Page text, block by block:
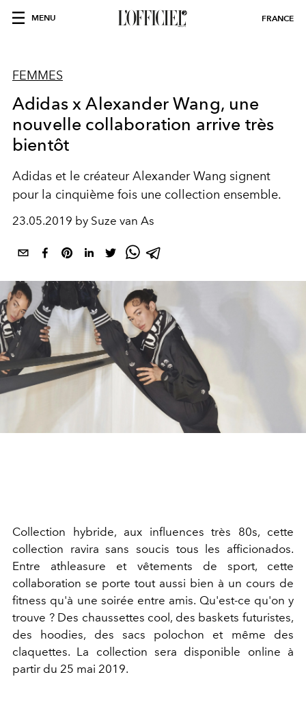
MENU FRANCE
FEMMES
Adidas x Alexander Wang, une
nouvelle collaboration arrive très
bientôt
Adidas et le créateur Alexander Wang signent
pour la cinquième fois une collection ensemble.
23.05.2019 by Suze van As
Collection hybride, aux influences très 80s, cette
collection ravira sans soucis tous les afficionados.
Entre athleasure et vêtements de sport, cette
collaboration se porte tout aussi bien à un cours de
fitness qu'à une soirée entre amis. Qu'est-ce qu'on y
trouve ? Des chaussettes cool, des baskets futuristes,
des hoodies, des sacs polochon et même des
claquettes. La collection sera disponible online à
partir du 25 mai 2019.